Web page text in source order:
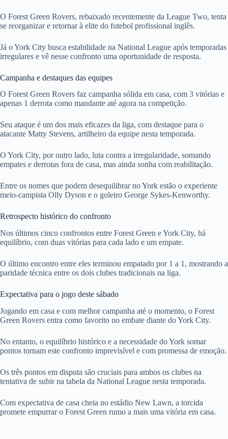
O Forest Green Rovers, rebaixado recentemente da League Two, tenta
se reorganizar e retornar à elite do futebol profissional inglês.
Já o York City busca estabilidade na National League após temporadas
irregulares e vê nesse confronto uma oportunidade de resposta.
Campanha e destaques das equipes
O Forest Green Rovers faz campanha sólida em casa, com 3 vitórias e
apenas 1 derrota como mandante até agora na competição.
Seu ataque é um dos mais eficazes da liga, com destaque para o
atacante Matty Stevens, artilheiro da equipe nesta temporada.
O York City, por outro lado, luta contra a irregularidade, somando
empates e derrotas fora de casa, mas ainda sonha com reabilitação.
Entre os nomes que podem desequilibrar no York estão o experiente
meio-campista Olly Dyson e o goleiro George Sykes-Kenworthy.
Retrospecto histórico do confronto
Nos últimos cinco confrontos entre Forest Green e York City, há
equilíbrio, com duas vitórias para cada lado e um empate.
O último encontro entre eles terminou empatado por 1 a 1, mostrando a
paridade técnica entre os dois clubes tradicionais na liga.
Expectativa para o jogo deste sábado
Jogando em casa e com melhor campanha até o momento, o Forest
Green Rovers entra como favorito no embate diante do York City.
No entanto, o equilíbrio histórico e a necessidade do York somar
pontos tornam este confronto imprevisível e com promessa de emoção.
Os três pontos em disputa são cruciais para ambos os clubes na
tentativa de subir na tabela da National League nesta temporada.
Com expectativa de casa cheia no estádio New Lawn, a torcida
promete empurrar o Forest Green rumo a mais uma vitória em casa.